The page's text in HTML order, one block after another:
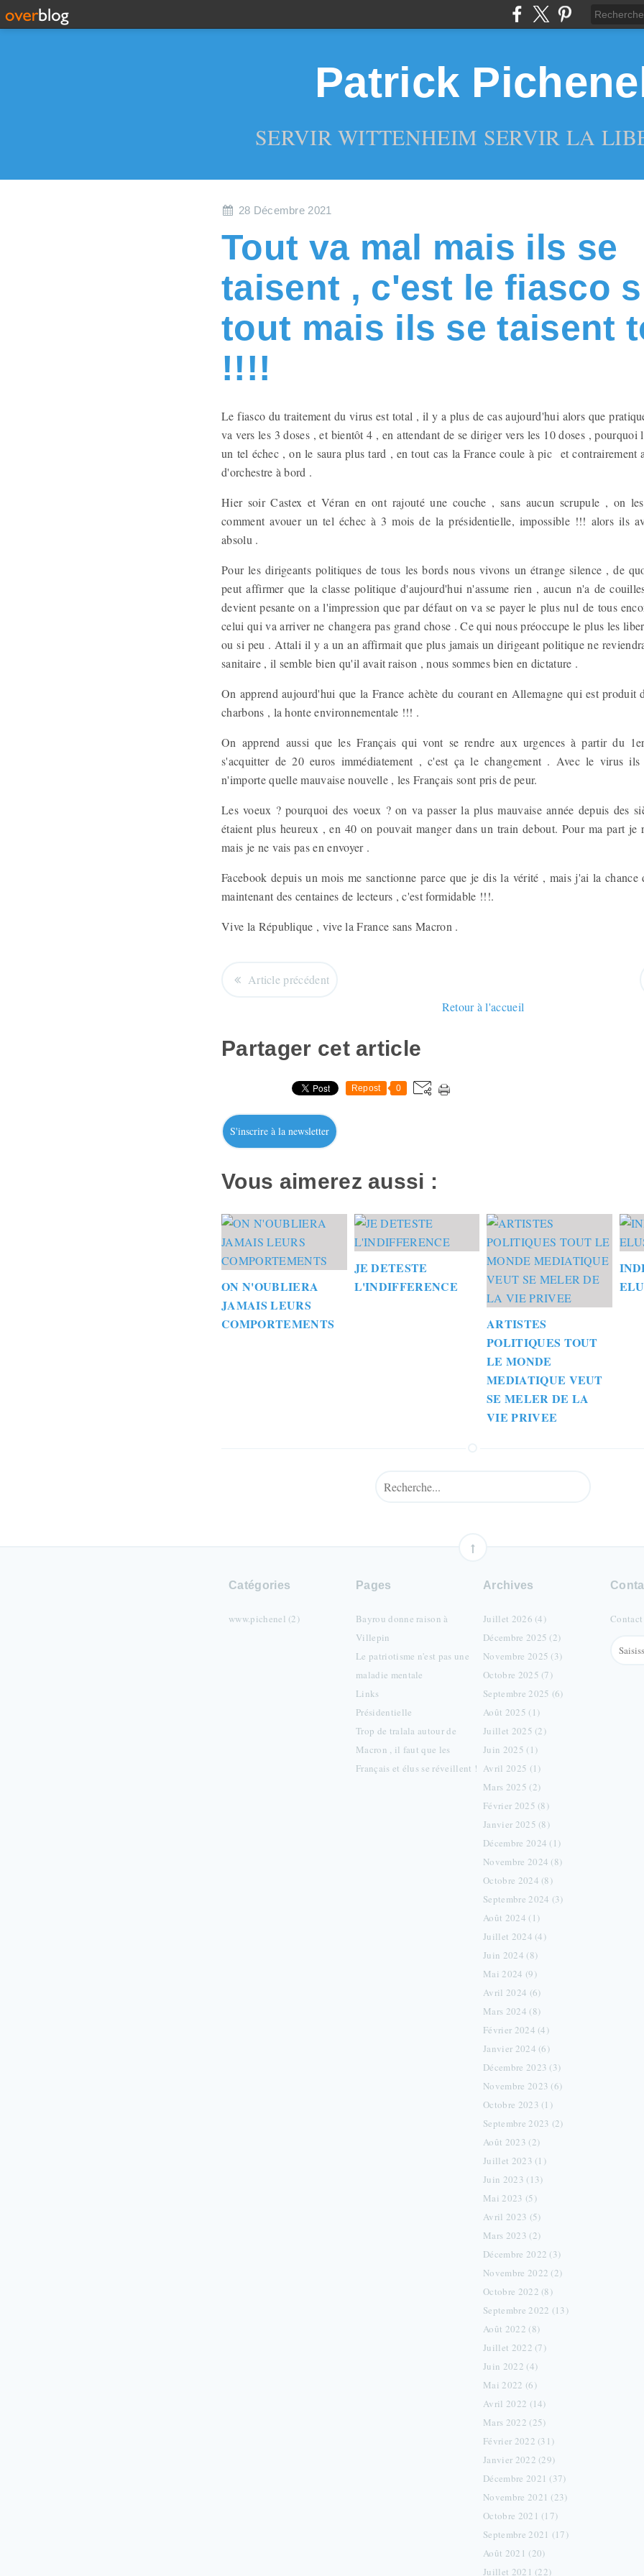
Patrick
SERVIR WITTENHEIM SERVIR LA
28 Décembre 2021
Tout va mal mais ils se
taisent , c'est le fiasco
tout mais ils se taisent
!!!!
Le fiasco du traitement du virus est total , il y a plus de cas aujourd'hui alors que
va vers les 3 doses , et bientôt 4 , en attendant de se diriger vers les 10 doses , pourquoi
un tel échec , on le saura plus tard , en tout cas la France coule à pic et
d'orchestre à bord .
Hier soir Castex et Véran en ont rajouté une couche , sans aucun scrupule , on
comment avouer un tel échec à 3 mois de la présidentielle, impossible !!! alors ils
absolu .
Pour les dirigeants politiques de tous les bords nous vivons un étrange silence , de
peut affirmer que la classe politique d'aujourd'hui n'assume rien , aucun n'a de
devient pesante on a l'impression que par défaut on va se payer le plus nul de tous
celui qui va arriver ne changera pas grand chose . Ce qui nous préoccupe le plus les
ou si peu . Attali il y a un an affirmait que plus jamais un dirigeant politique ne
sanitaire , il semble bien qu'il avait raison , nous sommes bien en dictature .
On apprend aujourd'hui que la France achète du courant en Allemagne qui est produit
charbons , la honte environnementale !!! .
On apprend aussi que les Français qui vont se rendre aux urgences à partir du
s'acquitter de 20 euros immédiatement , c'est ça le changement . Avec le virus ils
n'importe quelle mauvaise nouvelle , les Français sont pris de peur.
Les voeux ? pourquoi des voeux ? on va passer la plus mauvaise année depuis des
étaient plus heureux , en 40 on pouvait manger dans un train debout. Pour ma part je
mais je ne vais pas en envoyer .
Facebook depuis un mois me sanctionne parce que je dis la vérité , mais j'ai la
maintenant des centaines de lecteurs , c'est formidable !!!.
Vive la République , vive la France sans Macron .
Article précédent
Retour à l'accueil
Partager cet article
Repost 0
S'inscrire à la newsletter
Vous aimerez aussi :
ON N'OUBLIERA
JAMAIS LEURS
COMPORTEMENTS
JE DETESTE
L'INDIFFERENCE
ARTISTES
POLITIQUES TOUT
LE MONDE
MEDIATIQUE VEUT
SE MELER DE LA
VIE PRIVEE
Catégories
www.pichenel (2)
Pages
Bayrou donne raison à
Villepin
Le patriotisme n'est pas une
maladie mentale
Links
Présidentielle
Trop de tralala autour de
Macron , il faut que les
Français et élus se réveillent !
Archives
Juillet 2026 (4)
Décembre 2025 (2)
Novembre 2025 (3)
Octobre 2025 (7)
Septembre 2025 (6)
Août 2025 (1)
Juillet 2025 (2)
Juin 2025 (1)
Avril 2025 (1)
Mars 2025 (2)
Février 2025 (8)
Janvier 2025 (8)
Décembre 2024 (1)
Novembre 2024 (8)
Octobre 2024 (8)
Septembre 2024 (3)
Août 2024 (1)
Juillet 2024 (4)
Juin 2024 (8)
Mai 2024 (9)
Avril 2024 (6)
Mars 2024 (8)
Février 2024 (4)
Janvier 2024 (6)
Décembre 2023 (3)
Novembre 2023 (6)
Octobre 2023 (1)
Septembre 2023 (2)
Août 2023 (2)
Juillet 2023 (1)
Juin 2023 (13)
Mai 2023 (5)
Avril 2023 (5)
Mars 2023 (2)
Décembre 2022 (3)
Novembre 2022 (2)
Octobre 2022 (8)
Septembre 2022 (13)
Août 2022 (8)
Juillet 2022 (7)
Juin 2022 (4)
Mai 2022 (6)
Avril 2022 (14)
Mars 2022 (25)
Février 2022 (31)
Janvier 2022 (29)
Décembre 2021 (37)
Novembre 2021 (23)
Octobre 2021 (17)
Septembre 2021 (17)
Août 2021 (20)
Juillet 2021 (22)
Contact